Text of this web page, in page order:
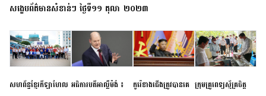
សង្ខេបព័ត៌មានសំខាន់ៗ ថ្ងៃទី១១ តុលា ២០២៣
សហព័ន្ធខ្មែរកីឡាហែល អធិការបតីអាល្លឺម៉ង់ ៖
កូរ៉េខាងជើងត្រូវបានគេ ក្រុមគ្រូពេទ្យស្ម័គ្រចិត្ត